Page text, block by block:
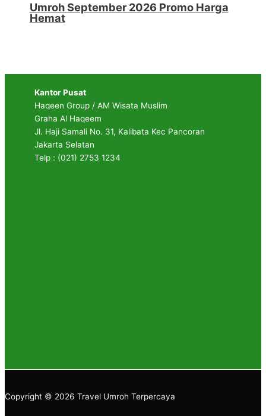
Umroh September 2026 Promo Harga
Hemat
Kantor Pusat
Haqeen Group / AM Wisata Muslim
Graha Al Haqeem
Jl. Haji Samali No. 31, Kalibata Kec Pancoran
Jakarta Selatan
Telp : (021) 2753 1234
Copyright © 2026 Travel Umroh Terpercaya